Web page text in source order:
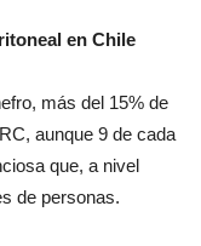
en Chile
más del 15% de
aunque 9 de cada
que, a nivel
de personas.